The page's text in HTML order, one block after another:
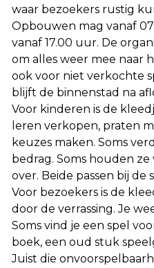
waar bezoekers rustig
Opbouwen mag vanaf
vanaf 17.00 uur. De
om alles weer mee naar
ook voor niet verkochte
blijft de binnenstad na
Voor kinderen is de
leren verkopen, praten
keuzes maken. Soms
bedrag. Soms houden
over. Beide passen bij de
Voor bezoekers is de
door de verrassing. Je
Soms vind je een spel
boek, een oud stuk
Juist die